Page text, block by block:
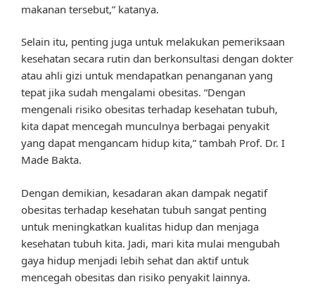
makanan tersebut,” katanya.
Selain itu, penting juga untuk melakukan pemeriksaan
kesehatan secara rutin dan berkonsultasi dengan dokter
atau ahli gizi untuk mendapatkan penanganan yang
tepat jika sudah mengalami obesitas. “Dengan
mengenali risiko obesitas terhadap kesehatan tubuh,
kita dapat mencegah munculnya berbagai penyakit
yang dapat mengancam hidup kita,” tambah Prof. Dr. I
Made Bakta.
Dengan demikian, kesadaran akan dampak negatif
obesitas terhadap kesehatan tubuh sangat penting
untuk meningkatkan kualitas hidup dan menjaga
kesehatan tubuh kita. Jadi, mari kita mulai mengubah
gaya hidup menjadi lebih sehat dan aktif untuk
mencegah obesitas dan risiko penyakit lainnya.